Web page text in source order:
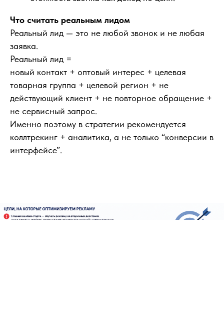
Что считать реальным лидом
Реальный лид — это не любой звонок и не любая
заявка.
Реальный лид =
новый контакт + оптовый интерес + целевая
товарная группа + целевой регион + не
действующий клиент + не повторное обращение +
не сервисный запрос.
Именно поэтому в стратегии рекомендуется
коллтрекинг + аналитика, а не только “конверсии в
интерфейсе”.